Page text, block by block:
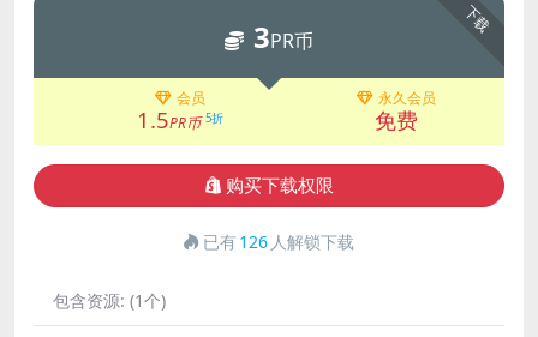
下载
3PR币
会员
1.5PR币 5折
永久会员
免费
购买下载权限
已有126 人解锁下载
包含资源: (1个)